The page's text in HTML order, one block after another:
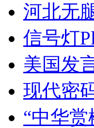
河北无
信号灯
美国发
现代密
“中华